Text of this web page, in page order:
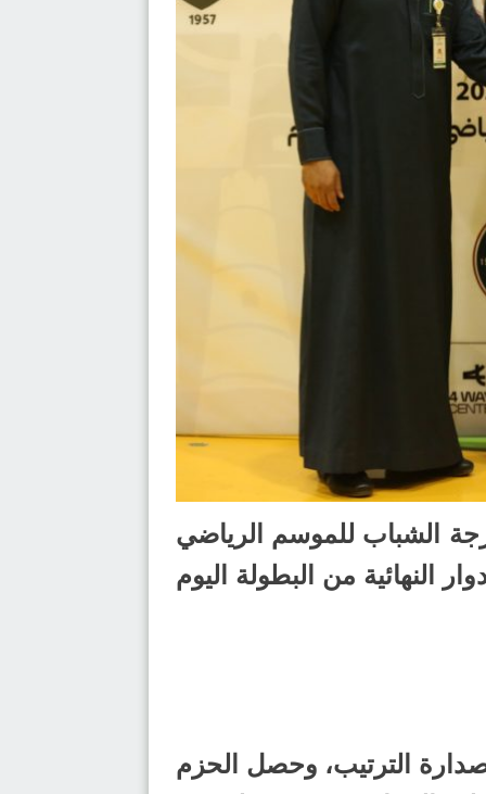
الشباب للموسم الرياضي
النهائية من البطولة اليوم
(25-20)، ليرفع رصيده إلى (6) نقاط في صدارة الترتيب، وحصل الحزم